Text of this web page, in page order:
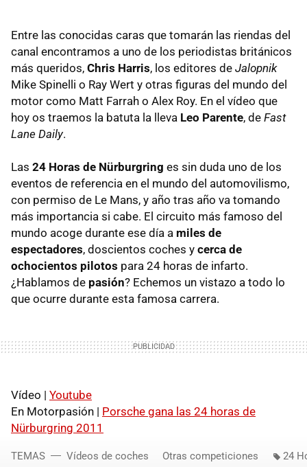
Entre las conocidas caras que tomarán las riendas del
canal encontramos a uno de los periodistas británicos
más queridos, Chris Harris, los editores de Jalopnik
Mike Spinelli o Ray Wert y otras figuras del mundo del
motor como Matt Farrah o Alex Roy. En el vídeo que
hoy os traemos la batuta la lleva Leo Parente, de Fast
Lane Daily.
Las 24 Horas de Nürburgring es sin duda uno de los
eventos de referencia en el mundo del automovilismo,
con permiso de Le Mans, y año tras año va tomando
más importancia si cabe. El circuito más famoso del
mundo acoge durante ese día a miles de
espectadores, doscientos coches y cerca de
ochocientos pilotos para 24 horas de infarto.
¿Hablamos de pasión? Echemos un vistazo a todo lo
que ocurre durante esta famosa carrera.
Vídeo | Youtube
En Motorpasión | Porsche gana las 24 horas de
Nürburgring 2011
TEMAS Vídeos de coches Otras competiciones 24